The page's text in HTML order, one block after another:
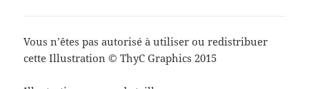
Vous n’êtes pas autorisé à utiliser ou redistribuer
cette Illustration © ThyC Graphics 2015